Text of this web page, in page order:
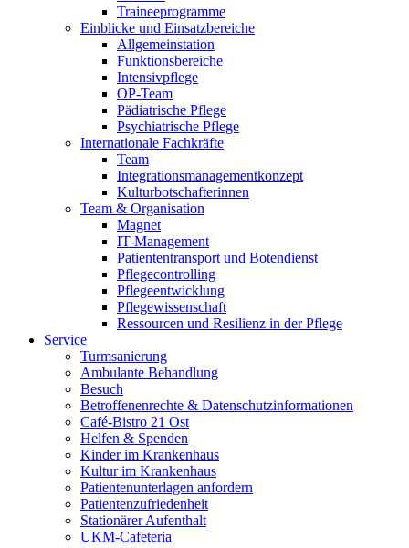
Traineeprogramme
Einblicke und Einsatzbereiche
Allgemeinstation
Funktionsbereiche
Intensivpflege
OP-Team
Pädiatrische Pflege
Psychiatrische Pflege
Internationale Fachkräfte
Team
Integrationsmanagementkonzept
Kulturbotschafterinnen
Team & Organisation
Magnet
IT-Management
Patiententransport und Botendienst
Pflegecontrolling
Pflegeentwicklung
Pflegewissenschaft
Ressourcen und Resilienz in der Pflege
Service
Turmsanierung
Ambulante Behandlung
Besuch
Betroffenenrechte & Datenschutzinformationen
Café-Bistro 21 Ost
Helfen & Spenden
Kinder im Krankenhaus
Kultur im Krankenhaus
Patientenunterlagen anfordern
Patientenzufriedenheit
Stationärer Aufenthalt
UKM-Cafeteria